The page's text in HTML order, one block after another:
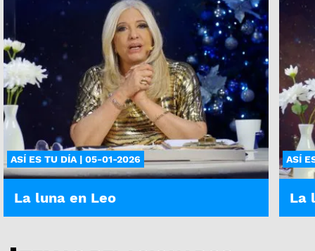
ASÍ ES TU DÍA | 05-01-2026
La luna en Leo
ASÍ
La